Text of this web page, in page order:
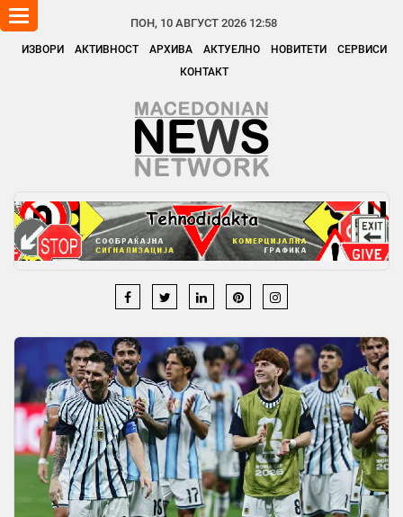
ПОН, 10 АВГУСТ 2026 12:58
ИЗВОРИ АКТИВНОСТ АРХИВА АКТУЕЛНО НОВИТЕТИ
СЕРВИСИ
КОНТАКТ
Toggle
navigation